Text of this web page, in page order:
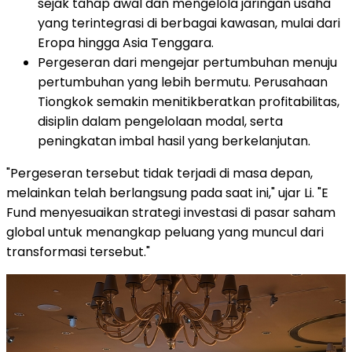
yang terintegrasi di berbagai kawasan, mulai dari
Eropa hingga Asia Tenggara.
Pergeseran dari mengejar pertumbuhan menuju
pertumbuhan yang lebih bermutu. Perusahaan
Tiongkok semakin menitikberatkan profitabilitas,
disiplin dalam pengelolaan modal, serta
peningkatan imbal hasil yang berkelanjutan.
"Pergeseran tersebut tidak terjadi di masa depan,
melainkan telah berlangsung pada saat ini," ujar Li. "E
Fund menyesuaikan strategi investasi di pasar saham
global untuk menangkap peluang yang muncul dari
transformasi tersebut."